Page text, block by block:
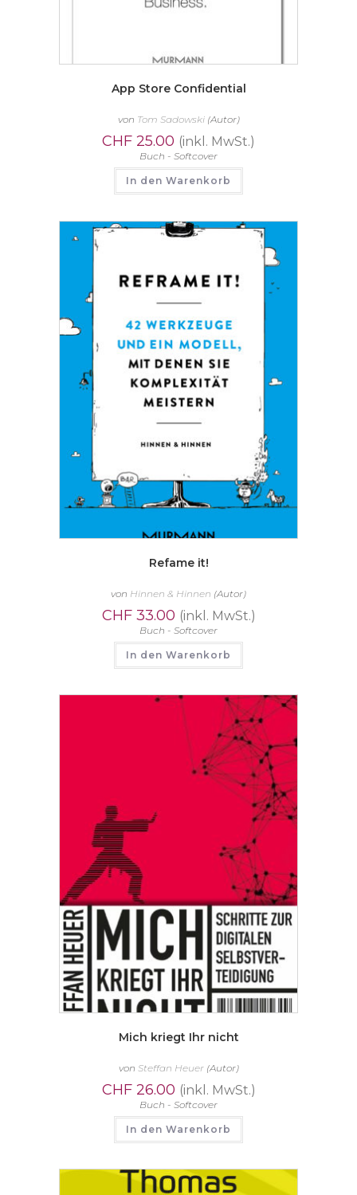
App Store Confidential
von Tom Sadowski(Autor)
CHF 25.00 (inkl. MwSt.)
Buch - Softcover
In den Warenkorb
Refame it!
von Hinnen & Hinnen (Autor)
CHF33.00 (inkl. MwSt.)
Buch - Softcover
In den Warenkorb
Mich kriegt Ihr nicht
von Steffan Heuer(Autor)
CHF26.00 (inkl. MwSt.)
Buch - Softcover
In den Warenkorb